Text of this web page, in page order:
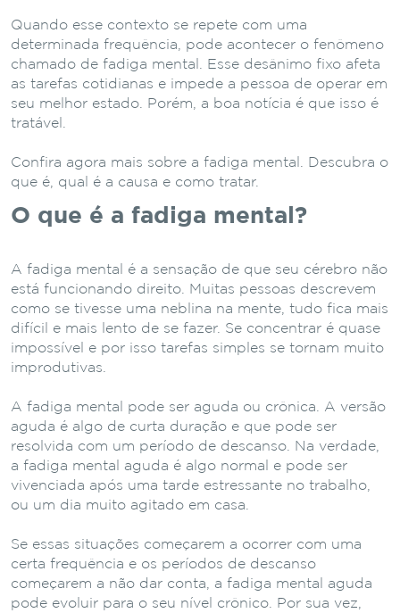
Quando esse contexto se repete com uma
determinada frequência, pode acontecer o fenômeno
chamado de fadiga mental. Esse desânimo fixo afeta
as tarefas cotidianas e impede a pessoa de operar em
seu melhor estado. Porém, a boa notícia é que isso é
tratável.
Confira agora mais sobre a fadiga mental. Descubra o
que é, qual é a causa e como tratar.
O que é a fadiga mental?
A fadiga mental é a sensação de que seu cérebro não
está funcionando direito. Muitas pessoas descrevem
como se tivesse uma neblina na mente, tudo fica mais
difícil e mais lento de se fazer. Se concentrar é quase
impossível e por isso tarefas simples se tornam muito
improdutivas.
A fadiga mental pode ser aguda ou crônica. A versão
aguda é algo de curta duração e que pode ser
resolvida com um período de descanso. Na verdade,
a fadiga mental aguda é algo normal e pode ser
vivenciada após uma tarde estressante no trabalho,
ou um dia muito agitado em casa.
Se essas situações começarem a ocorrer com uma
certa frequência e os períodos de descanso
começarem a não dar conta, a fadiga mental aguda
pode evoluir para o seu nível crônico. Por sua vez,